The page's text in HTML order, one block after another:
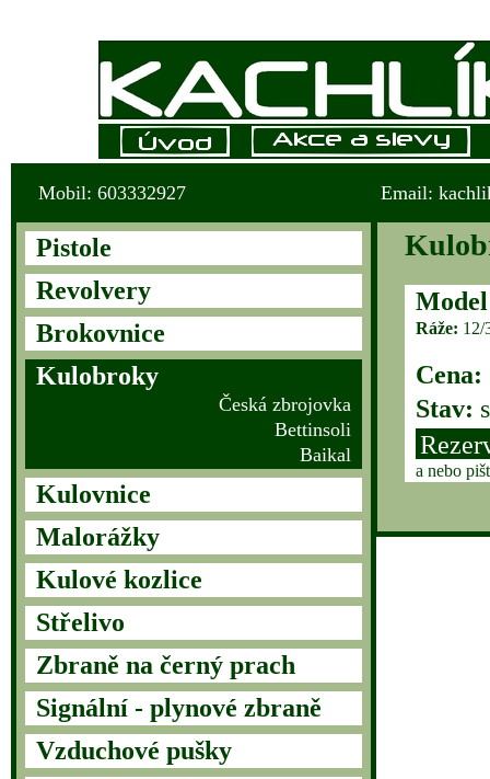
Pistole
Revolvery
Brokovnice
Kulobroky
Česká zbrojovka
Bettinsoli
Baikal
Kulovnice
Malorážky
Kulové kozlice
Střelivo
Zbraně na černý prach
Signální - plynové zbraně
Vzduchové pušky
Mobil: 603332927 Email:
Ráže: 12/
Cena:
Stav:
a nebo